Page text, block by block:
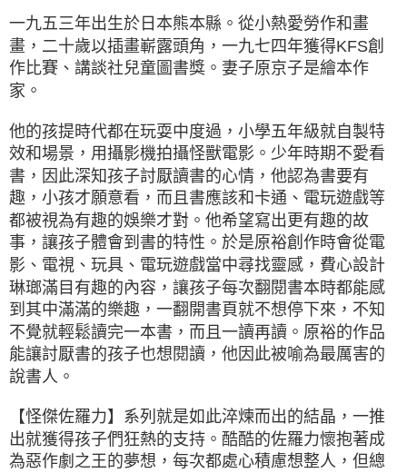
一九五三年出生於日本熊本縣。從小熱愛勞作和畫
畫，二十歲以插畫嶄露頭角，一九七四年獲得KFS創
作比賽、講談社兒童圖書獎。妻子原京子是繪本作
家。
他的孩提時代都在玩耍中度過，小學五年級就自製特
效和場景，用攝影機拍攝怪獸電影。少年時期不愛看
書，因此深知孩子討厭讀書的心情，他認為書要有
趣，小孩才願意看，而且書應該和卡通、電玩遊戲等
都被視為有趣的娛樂才對。他希望寫出更有趣的故
事，讓孩子體會到書的特性。於是原裕創作時會從電
影、電視、玩具、電玩遊戲當中尋找靈感，費心設計
琳瑯滿目有趣的內容，讓孩子每次翻閱書本時都能感
到其中滿滿的樂趣，一翻開書頁就不想停下來，不知
不覺就輕鬆讀完一本書，而且一讀再讀。原裕的作品
能讓討厭書的孩子也想閱讀，他因此被喻為最厲害的
說書人。
【怪傑佐羅力】系列就是如此淬煉而出的結晶，一推
出就獲得孩子們狂熱的支持。酷酷的佐羅力懷抱著成
為惡作劇之王的夢想，每次都處心積慮想整人，但總